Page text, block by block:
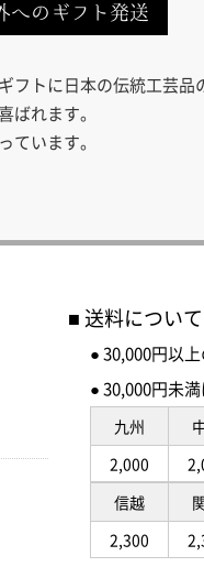
へのギフト発送
フトに日本の伝統工芸品
ばれます。
ています。
送料について
● 30,000円以
● 30,000円未
九州
2,000
信越
2,300